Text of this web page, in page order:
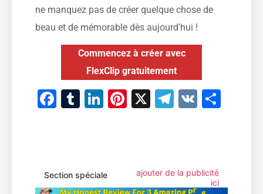
ne manquez pas de créer quelque chose de
beau et de mémorable dès aujourd'hui !
Commencez à créer avec
FlexClip gratuitement
Facebook
Tumblr
LinkedIn
Pinterest
X Telegram
VK
Section spéciale
ajouter de la publicité
ici